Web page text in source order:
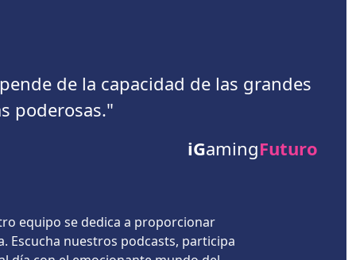
de la capacidad de las grandes
poderosas."
iGamingFuturo
equipo se dedica a proporcionar
nuestros podcasts, participa